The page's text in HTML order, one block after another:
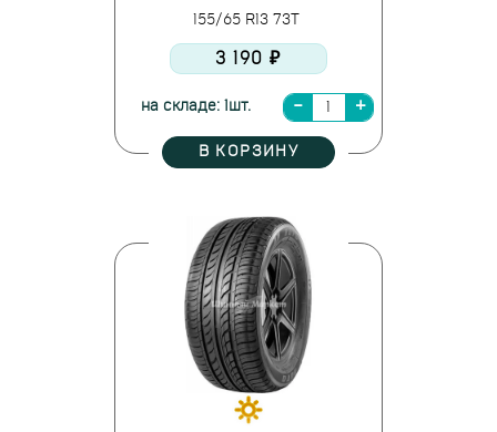
155/65 R13 73T
3 190 ₽
на складе: 1шт.
В КОРЗИНУ